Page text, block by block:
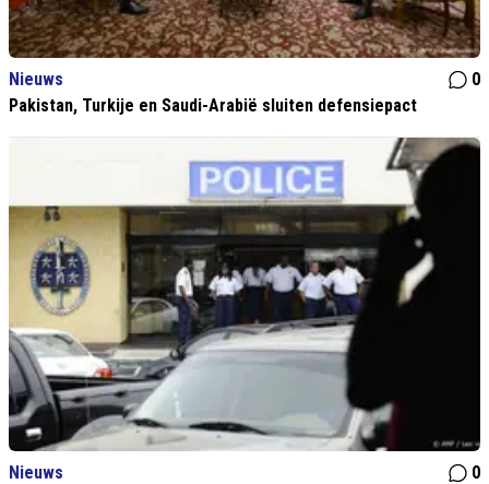
Nieuws
0
Pakistan, Turkije en Saudi-Arabië sluiten defensiepact
Nieuws
0